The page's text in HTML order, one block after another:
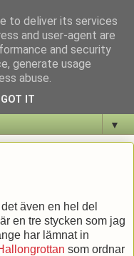
samt om vad som sker i
▼
även en hel del
en tre stycken som jag
har lämnat in
som ordnar
to deliver its services
and user-agent are
and security
generate usage
abuse.
GOT IT